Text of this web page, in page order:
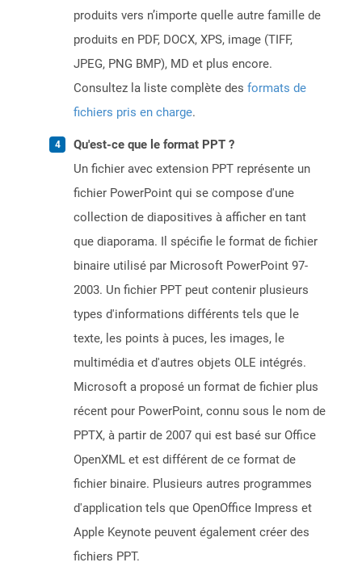
produits vers n’importe quelle autre famille de
produits en PDF, DOCX, XPS, image (TIFF,
JPEG, PNG BMP), MD et plus encore.
Consultez la liste complète des formats de
fichiers pris en charge.
Qu'est-ce que le format PPT ?
Un fichier avec extension PPT représente un
fichier PowerPoint qui se compose d'une
collection de diapositives à afficher en tant
que diaporama. Il spécifie le format de fichier
binaire utilisé par Microsoft PowerPoint 97-
2003. Un fichier PPT peut contenir plusieurs
types d'informations différents tels que le
texte, les points à puces, les images, le
multimédia et d'autres objets OLE intégrés.
Microsoft a proposé un format de fichier plus
récent pour PowerPoint, connu sous le nom de
PPTX, à partir de 2007 qui est basé sur Office
OpenXML et est différent de ce format de
fichier binaire. Plusieurs autres programmes
d'application tels que OpenOffice Impress et
Apple Keynote peuvent également créer des
fichiers PPT.